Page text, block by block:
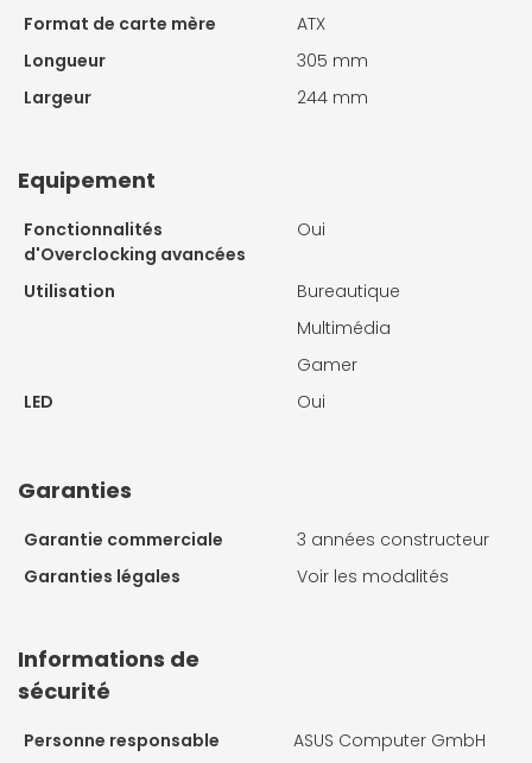
Format de carte mère
ATX
Longueur
305 mm
Largeur
244 mm
Equipement
Fonctionnalités
d'Overclocking avancées
Oui
Utilisation
Bureautique
Multimédia
Gamer
LED
Oui
Garanties
Garantie commerciale
3 années constructeur
Garanties légales
Voir les modalités
Informations de
sécurité
Personne responsable
ASUS Computer GmbH